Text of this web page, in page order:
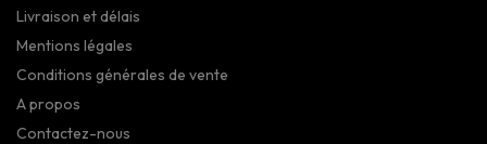
Livraison et délais
Mentions légales
Conditions générales de vente
A propos
Contactez-nous